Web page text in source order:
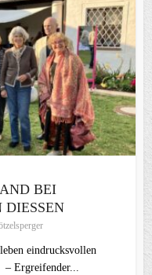
BEI
eindrucksvollen
– Ergreifender...